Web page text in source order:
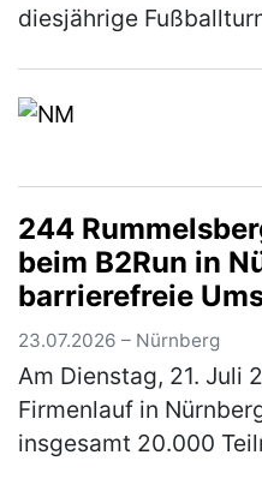
diesjährige
(mehr)
244
beim B2Run in
barrierefreie
ermöglichte
Teilnahme am
23.07.2026 – Nürnberg
Am Dienstag, 21. Juli
Firmenlauf in
insgesamt 20.000